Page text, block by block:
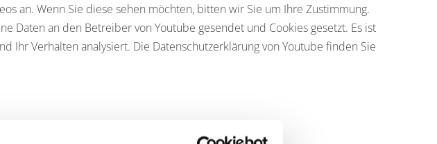
an. Wenn Sie diese sehen möchten, bitten wir Sie um Ihre Zustimmung.
Daten an den Betreiber von Youtube gesendet und Cookies gesetzt. Es ist
Ihr Verhalten analysiert. Die Datenschutzerklärung von Youtube finden Sie